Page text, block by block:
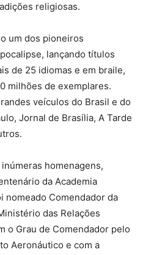
religiosas.
um dos pioneiros
lançando títulos
de 25 idiomas e em braile,
milhões de exemplares.
veículos do Brasil e do
Jornal de Brasília, A Tarde
homenagens,
da Academia
nomeado Comendador da
das Relações
o Grau de Comendador pelo
Aeronáutico e com a